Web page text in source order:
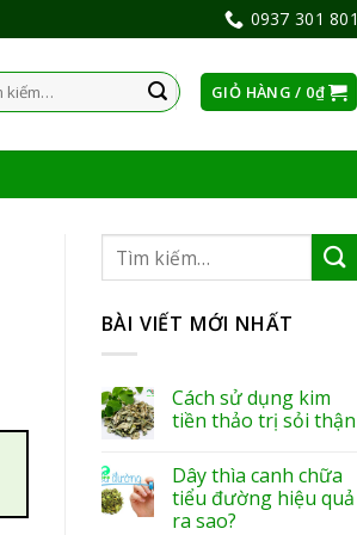
0937 301 801
GIỎ HÀNG / 0₫
BÀI VIẾT MỚI NHẤT
Cách sử dụng kim
tiền thảo trị sỏi thận
Dây thìa canh chữa
tiểu đường hiệu quả
ra sao?